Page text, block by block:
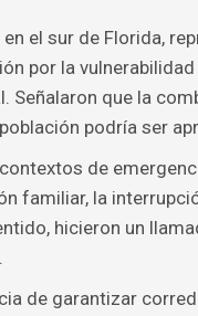
el sur de Florida,
por la
Señalaron que la
podría ser
de
familiar, la
hicieron un
de garantizar